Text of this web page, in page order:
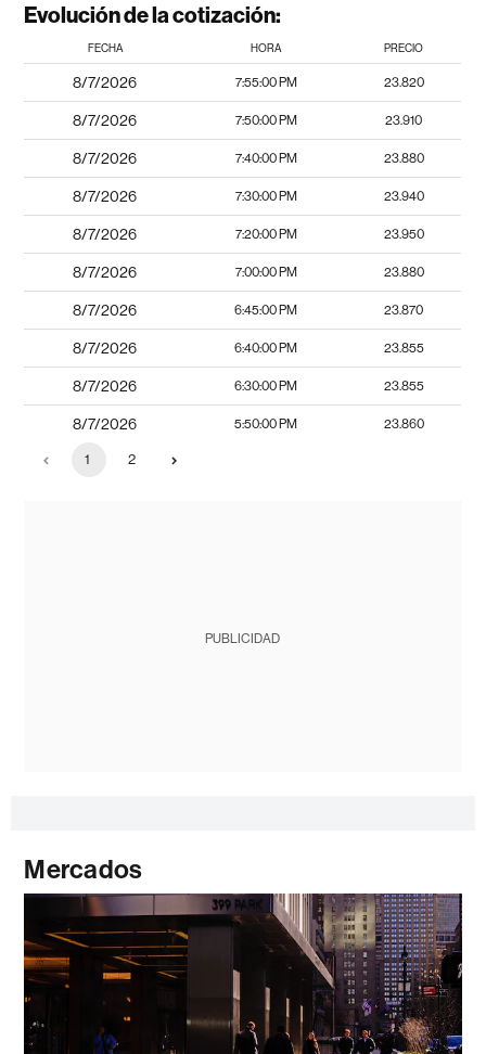
Evolución de la cotización:
FECHA HORA PRECIO
8/7/2026 7:55:00 PM 23.820
8/7/2026 7:50:00 PM 23.910
8/7/2026 7:40:00 PM 23.880
8/7/2026 7:30:00 PM 23.940
8/7/2026 7:20:00 PM 23.950
8/7/2026 7:00:00 PM 23.880
8/7/2026 6:45:00 PM 23.870
8/7/2026 6:40:00 PM 23.855
8/7/2026 6:30:00 PM 23.855
8/7/2026 5:50:00 PM 23.860
1 2
PUBLICIDAD
Mercados